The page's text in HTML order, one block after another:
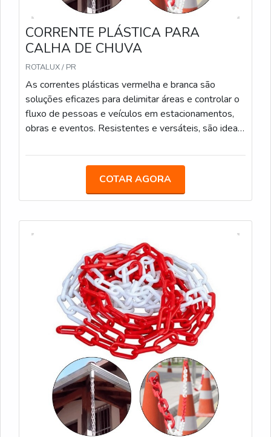
CORRENTE PLÁSTICA PARA
CALHA DE CHUVA
ROTALUX / PR
As correntes plásticas vermelha e branca são
soluções eficazes para delimitar áreas e controlar o
fluxo de pessoas e veículos em estacionamentos,
obras e eventos. Resistentes e versáteis, são ideais
utilizadas para calha de chuva. Elos de 6mm e 8mm
COTAR AGORA